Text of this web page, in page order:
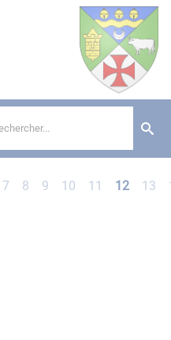
7 8 9 10 11 12 13